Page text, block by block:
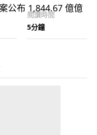
閱讀時間
5分鐘